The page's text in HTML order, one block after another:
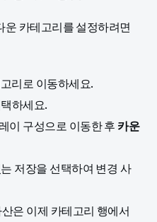
카테고리를 설정하려면
리로 이동하세요.
하세요.
이 구성으로 이동한 후카운
저장을 선택하여 변경 사
은 이제 카테고리 행에서